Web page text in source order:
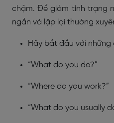
chậm. Để giảm tình trạng
ngắn và lặp lại thường
Hãy bắt đầu với những
“What do you do?”
“Where do you work?”
“What do you usually